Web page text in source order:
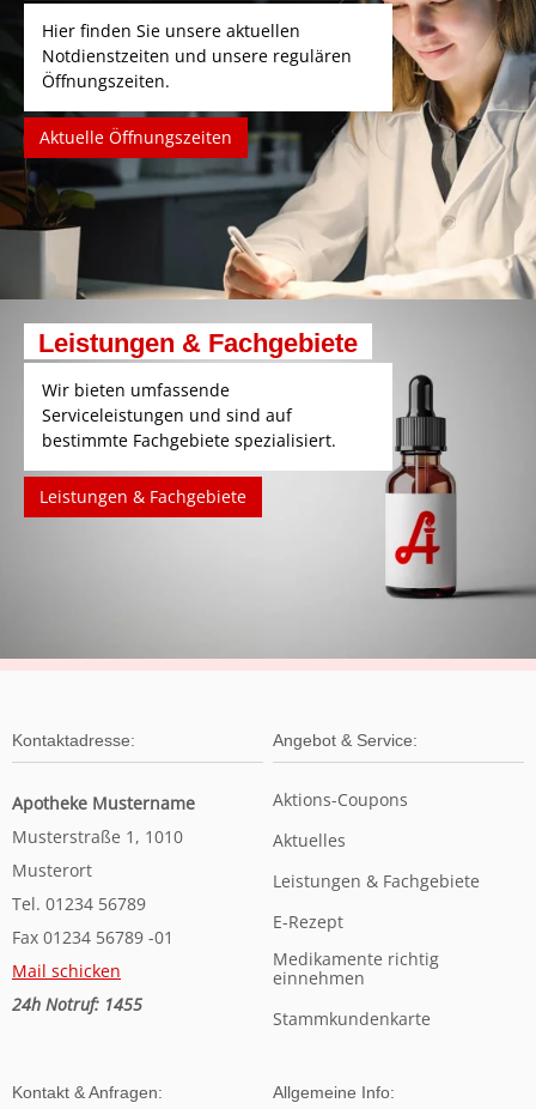
Hier finden Sie unsere aktuellen
Notdienstzeiten und unsere regulären
Öffnungszeiten.
Aktuelle Öffnungszeiten
Leistungen & Fachgebiete
Wir bieten umfassende
Serviceleistungen und sind auf
bestimmte Fachgebiete spezialisiert.
Leistungen & Fachgebiete
Kontaktadresse:
Apotheke Mustername
Musterstraße 1, 1010
Musterort
Tel. 01234 56789
Fax 01234 56789 -01
Mail schicken
24h Notruf: 1455
Angebot & Service:
Aktions-Coupons
Aktuelles
Leistungen & Fachgebiete
E-Rezept
Medikamente richtig
einnehmen
Stammkundenkarte
Kontakt & Anfragen: Allgemeine Info: